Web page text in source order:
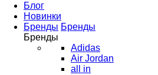
Блог
Новинки
Бренды Бренды
Бренды
Adidas
Air Jordan
all in